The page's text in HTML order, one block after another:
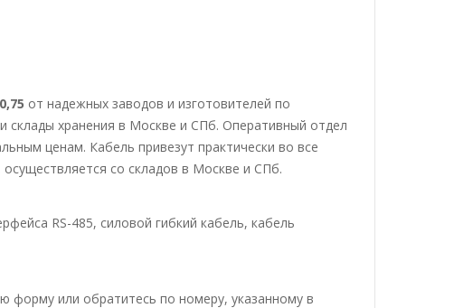
от надежных заводов и изготовителей по
склады хранения в Москве и СПб. Оперативный отдел
ценам. Кабель привезут практически во все
со складов в Москве и СПб.
RS-485, силовой гибкий кабель, кабель
форму или обратитесь по номеру, указанному в